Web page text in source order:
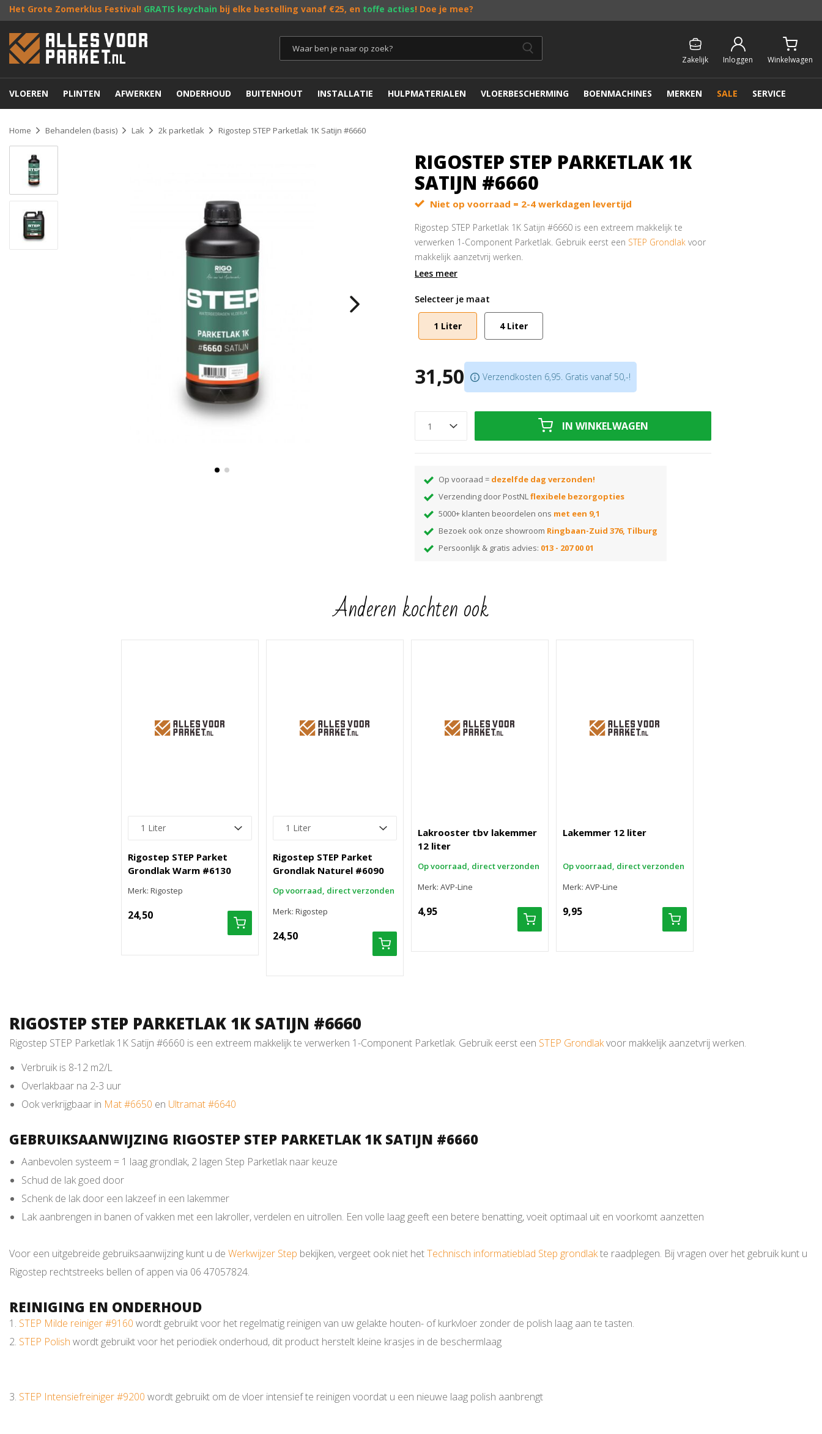
Het Grote Zomerklus Festival! GRATIS keychain bij elke bestelling vanaf €25, en toffe acties! Doe je mee?
Zakelijk Inloggen Winkelwagen
VLOEREN PLINTEN AFWERKEN ONDERHOUD BUITENHOUT INSTALLATIE HULPMATERIALEN VLOERBESCHERMING BOENMACHINES MERKEN SALE SERVICE
Home Behandelen (basis) Lak 2k parketlak Rigostep STEP Parketlak 1K Satijn #6660
RIGOSTEP STEP PARKETLAK 1K
SATIJN #6660
Niet op voorraad = 2-4 werkdagen levertijd
Rigostep STEP Parketlak 1K Satijn #6660 is een extreem makkelijk te
verwerken 1-Component Parketlak. Gebruik eerst een STEP Grondlak voor
makkelijk aanzetvrij werken.
Verbruik is 8-12 m2/L
Ook verkrijgbaar in
Scroll naar beneden voor gebruiksaanwijzing!
Lees meer
Selecteer je maat
1 Liter 4 Liter
31,50 Verzendkosten 6,95. Gratis vanaf 50,-!
IN WINKELWAGEN
Op vooraad = dezelfde dag verzonden!
Verzending door PostNLflexibele bezorgopties
5000+ klanten beoordelen ons met een 9,1
Bezoek ook onze showroom Ringbaan-Zuid 376, Tilburg
Persoonlijk & gratis advies: 013 - 207 00 01
Anderen kochten ook
Rigostep STEP Parket
Grondlak Warm #6130
Merk: Rigostep
24,50
Rigostep STEP Parket
Grondlak Naturel #6090
Op voorraad, direct verzonden
Merk: Rigostep
24,50
Lakrooster tbv lakemmer
12 liter
Op voorraad, direct verzonden
Merk: AVP-Line
4,95
Lakemmer 12 liter
Op voorraad, direct verzonden
Merk: AVP-Line
9,95
RIGOSTEP STEP PARKETLAK 1K SATIJN #6660
Rigostep STEP Parketlak 1K Satijn #6660 is een extreem makkelijk te verwerken 1-Component Parketlak. Gebruik eerst een STEP Grondlakvoor makkelijk aanzetvrij werken.
Verbruik is 8-12 m2/L
Overlakbaar na 2-3 uur
Ook verkrijgbaar in Mat #6650 en Ultramat #6640
GEBRUIKSAANWIJZING RIGOSTEP STEP PARKETLAK 1K SATIJN #6660
Aanbevolen systeem = 1 laag grondlak, 2 lagen Step Parketlak naar keuze
Schud de lak goed door
Schenk de lak door een lakzeef in een lakemmer
Lak aanbrengen in banen of vakken met een lakroller, verdelen en uitrollen. Een volle laag geeft een betere benatting, voeit optimaal uit en voorkomt aanzetten
Voor een uitgebreide gebruiksaanwijzing kunt u de Werkwijzer Step bekijken, vergeet ook niet hetTechnisch informatieblad Step grondlakte raadplegen. Bij vragen over het gebruik kunt u
Rigostep rechtstreeks bellen of appen via 06 47057824.
REINIGING EN ONDERHOUD
1. STEP Milde reiniger #9160 wordt gebruikt voor het regelmatig reinigen van uw gelakte houten- of kurkvloer zonder de polish laag aan te tasten.
2. STEP Polish wordt gebruikt voor het periodiek onderhoud, dit product herstelt kleine krasjes in de beschermlaag
3. STEP Intensiefreiniger #9200 wordt gebruikt om de vloer intensief te reinigen voordat u een nieuwe laag polish aanbrengt